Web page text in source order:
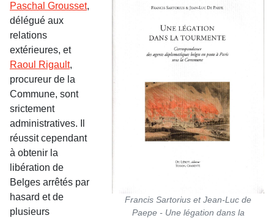
Francis Sartorius et Jean-Luc de
Paepe - Une légation dans la
Paschal Grousset,
délégué aux
relations
extérieures, et
Raoul Rigault,
procureur de la
Commune, sont
srictement
administratives. Il
réussit cependant
à obtenir la
libération de
Belges arrêtés par
hasard et de
plusieurs